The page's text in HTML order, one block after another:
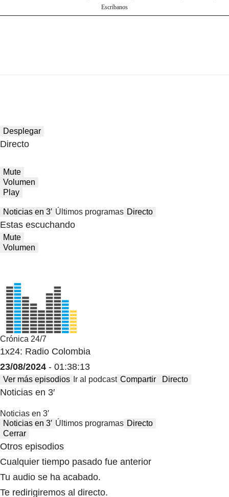
Escríbanos
Desplegar
Directo
Mute
Volumen
Play
Noticias en 3′ Últimos programas Directo
Estas escuchando
Mute
Volumen
Crónica 24/7
1x24: Radio Colombia
23/08/2024 - 01:38:13
Ver más episodios Ir al podcast Compartir Directo
Noticias en 3′
Noticias en 3′
Noticias en 3′ Últimos programas Directo
Cerrar
Otros episodios
Cualquier tiempo pasado fue anterior
Tu audio se ha acabado.
Te redirigiremos al directo.